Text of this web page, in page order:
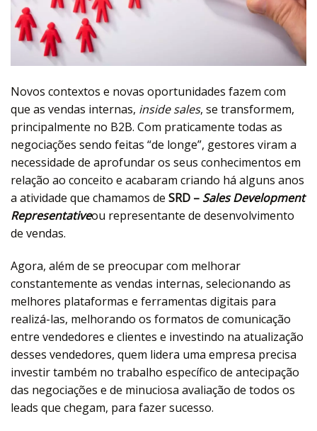
Novos contextos e novas oportunidades fazem com
que as vendas internas, inside sales, se transformem,
principalmente no B2B. Com praticamente todas as
negociações sendo feitas “de longe”, gestores viram a
necessidade de aprofundar os seus conhecimentos em
relação ao conceito e acabaram criando há alguns anos
a atividade que chamamos de SRD – Sales Development
Representativeou representante de desenvolvimento
de vendas.
Agora, além de se preocupar com melhorar
constantemente as vendas internas, selecionando as
melhores plataformas e ferramentas digitais para
realizá-las, melhorando os formatos de comunicação
entre vendedores e clientes e investindo na atualização
desses vendedores, quem lidera uma empresa precisa
investir também no trabalho específico de antecipação
das negociações e de minuciosa avaliação de todos os
leads que chegam, para fazer sucesso.